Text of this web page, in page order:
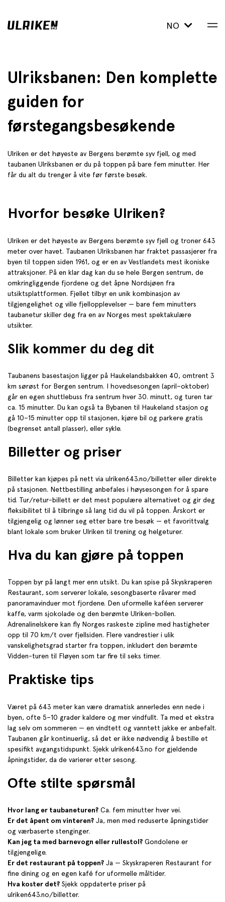
NO
Ulriksbanen: Den komplette
guiden for
førstegangsbesøkende
Ulriken er det høyeste av Bergens berømte syv fjell, og med
taubanen Ulriksbanen er du på toppen på bare fem minutter. Her
får du alt du trenger å vite før første besøk.
Hvorfor besøke Ulriken?
Ulriken er det høyeste av Bergens berømte syv fjell og troner 643
meter over havet. Taubanen Ulriksbanen har fraktet passasjerer fra
byen til toppen siden 1961, og er en av Vestlandets mest ikoniske
attraksjoner. På en klar dag kan du se hele Bergen sentrum, de
omkringliggende fjordene og det åpne Nordsjøen fra
utsiktsplattformen. Fjellet tilbyr en unik kombinasjon av
tilgjengelighet og ville fjellopplevelser — bare fem minutters
taubanetur skiller deg fra en av Norges mest spektakulære
utsikter.
Slik kommer du deg dit
Taubanens basestasjon ligger på Haukelandsbakken 40, omtrent 3
km sørøst for Bergen sentrum. I hovedsesongen (april–oktober)
går en egen shuttlebuss fra sentrum hver 30. minutt, og turen tar
ca. 15 minutter. Du kan også ta Bybanen til Haukeland stasjon og
gå 10–15 minutter opp til stasjonen, kjøre bil og parkere gratis
(begrenset antall plasser), eller sykle.
Billetter og priser
Billetter kan kjøpes på nett via ulriken643.no/billetter eller direkte
på stasjonen. Nettbestilling anbefales i høysesongen for å spare
tid. Tur/retur-billett er det mest populære alternativet og gir deg
fleksibilitet til å tilbringe så lang tid du vil på toppen. Årskort er
tilgjengelig og lønner seg etter bare tre besøk — et favorittvalg
blant lokale som bruker Ulriken til trening og helgeturer.
Hva du kan gjøre på toppen
Toppen byr på langt mer enn utsikt. Du kan spise på Skyskraperen
Restaurant, som serverer lokale, sesongbaserte råvarer med
panoramavinduer mot fjordene. Den uformelle kaféen serverer
kaffe, varm sjokolade og den berømte Ulriken-bollen.
Adrenalinelskere kan fly Norges raskeste zipline med hastigheter
opp til 70 km/t over fjellsiden. Flere vandrestier i ulik
vanskelighetsgrad starter fra toppen, inkludert den berømte
Vidden-turen til Fløyen som tar fire til seks timer.
Praktiske tips
Været på 643 meter kan være dramatisk annerledes enn nede i
byen, ofte 5–10 grader kaldere og mer vindfullt. Ta med et ekstra
lag selv om sommeren — en vindtett og vanntett jakke er anbefalt.
Taubanen går kontinuerlig, så det er ikke nødvendig å bestille et
spesifikt avgangstidspunkt. Sjekk ulriken643.no for gjeldende
åpningstider, da de varierer etter sesong.
Ofte stilte spørsmål
Hvor lang er taubaneturen? Ca. fem minutter hver vei.
Er det åpent om vinteren? Ja, men med reduserte åpningstider
og værbaserte stenginger.
Kan jeg ta med barnevogn eller rullestol? Gondolene er
tilgjengelige.
Er det restaurant på toppen? Ja — Skyskraperen Restaurant for
fine dining og en egen kafé for uformelle måltider.
Hva koster det? Sjekk oppdaterte priser på
ulriken643.no/billetter.